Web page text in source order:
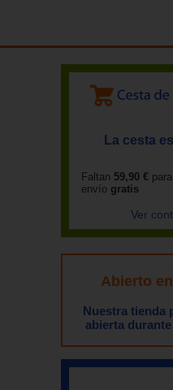
La cesta
Faltan 59,90 €
envío gratis
Ver
Abierto
Nuestra tienda
abierta